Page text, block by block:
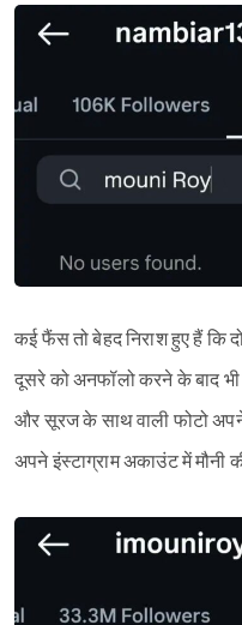
कई फैंस तो बेहद निराश हुए हैं कि
दूसरे को अनफॉलो करने के बाद भी
और सूरज के साथ वाली फोटो
अपने इंस्टाग्राम अकाउंट में मौनी